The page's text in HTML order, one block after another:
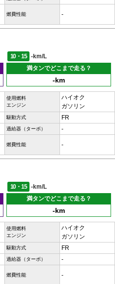
燃費性能 -
10・15
-km/L
満タンでどこまで走る？
-km
使用燃料
エンジン
ハイオク
ガソリン
駆動方式 FR
過給器（ターボ） -
燃費性能 -
10・15
-km/L
満タンでどこまで走る？
-km
使用燃料
エンジン
ハイオク
ガソリン
駆動方式 FR
過給器（ターボ） -
燃費性能 -